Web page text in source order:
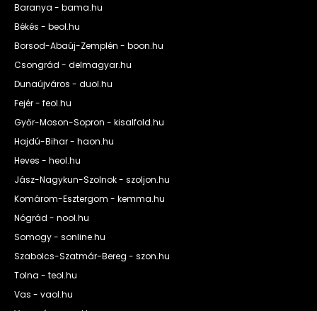
Baranya - bama.hu
Békés - beol.hu
Borsod-Abaúj-Zemplén - boon.hu
Csongrád - delmagyar.hu
Dunaújváros - duol.hu
Fejér - feol.hu
Győr-Moson-Sopron - kisalfold.hu
Hajdú-Bihar - haon.hu
Heves - heol.hu
Jász-Nagykun-Szolnok - szoljon.hu
Komárom-Esztergom - kemma.hu
Nógrád - nool.hu
Somogy - sonline.hu
Szabolcs-Szatmár-Bereg - szon.hu
Tolna - teol.hu
Vas - vaol.hu